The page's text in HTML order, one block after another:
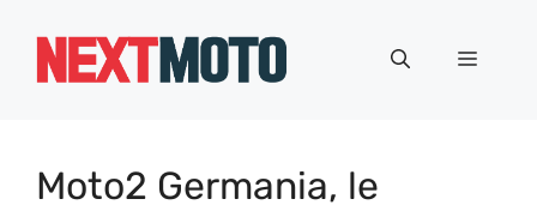
Menu
Moto2 Germania, le